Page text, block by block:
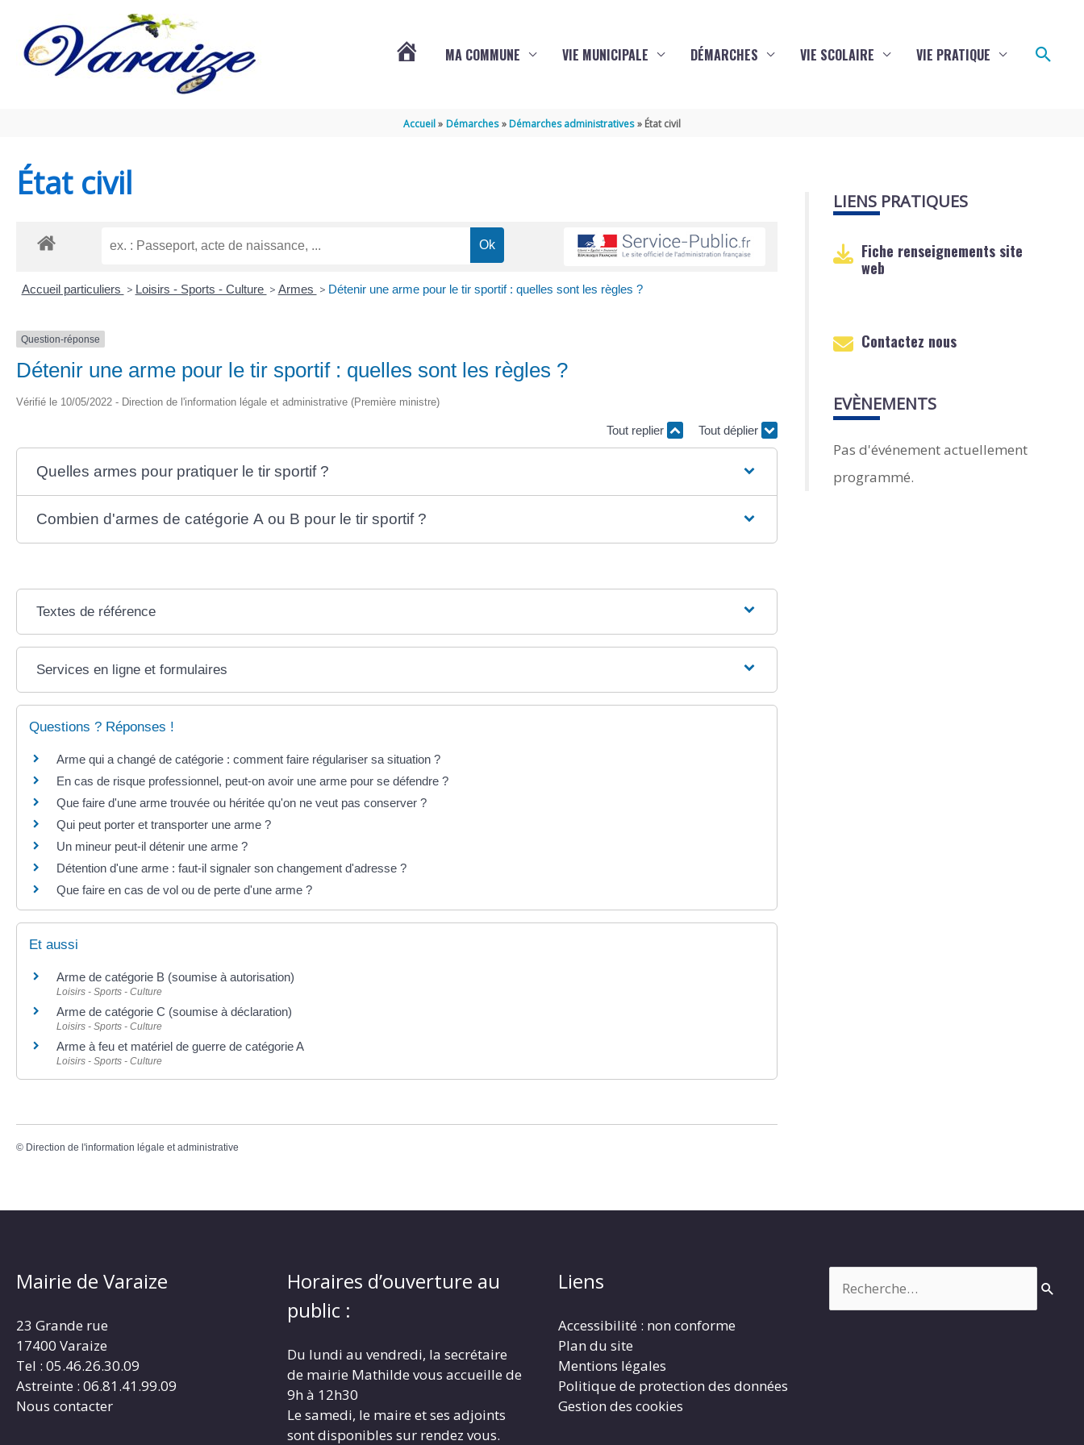
DE
MA COMMUNE VIE MUNICIPALE DÉMARCHES VIE SCOLAIRE VIE PRATIQUE
Accueil Démarches Démarches administratives État civil
État civil
Accueil particuliers > Loisirs - Sports - Culture > Armes > Détenir une arme pour le tir sportif : quelles sont les règles ?
Question-réponse
Détenir une arme pour le tir sportif : quelles sont les règles ?
Vérifié le 10/05/2022 - Direction de l'information légale et administrative (Première ministre)
Tout replier Tout déplier
Quelles armes pour pratiquer le tir sportif ?
Combien d'armes de catégorie A ou B pour le tir sportif ?
Textes de référence
Services en ligne et formulaires
Questions ? Réponses !
Arme qui a changé de catégorie : comment faire régulariser sa situation ?
En cas de risque professionnel, peut-on avoir une arme pour se défendre ?
Que faire d'une arme trouvée ou héritée qu'on ne veut pas conserver ?
Qui peut porter et transporter une arme ?
Un mineur peut-il détenir une arme ?
Détention d'une arme : faut-il signaler son changement d'adresse ?
Que faire en cas de vol ou de perte d'une arme ?
Et aussi
Arme de catégorie B (soumise à autorisation)
Loisirs - Sports - Culture
Arme de catégorie C (soumise à déclaration)
Loisirs - Sports - Culture
Arme à feu et matériel de guerre de catégorie A
Loisirs - Sports - Culture
© Direction de l'information légale et administrative
LIENS PRATIQUES
Fiche renseignements site
web
Contactez nous
EVÈNEMENTS
Pas d'événement actuellement
programmé.
Mairie de Varaize
23 Grande rue
17400 Varaize
Tel : 05.46.26.30.09
Astreinte : 06.81.41.99.09
Nous contacter
Horaires d’ouverture au
public :
Du lundi au vendredi, la secrétaire
de mairie Mathilde vous accueille de
9h à 12h30
Le samedi, le maire et ses adjoints
sont disponibles sur rendez vous.
Liens
Accessibilité : non conforme
Plan du site
Mentions légales
Politique de protection des données
Gestion des cookies